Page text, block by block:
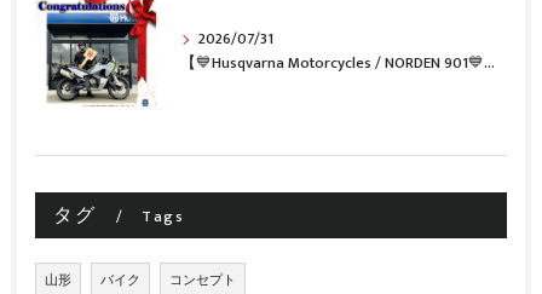
2026/07/31
【💙Husqvarna Motorcycles / NORDEN 901💙】 ご納車おめでとうございます🎉✨
タグ Tags
山形 バイク コンセプト